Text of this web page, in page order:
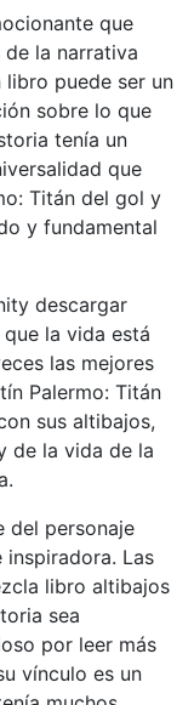
que
la narrativa
libro puede ser un
sobre lo que
tenía un
que
Titán del gol y
y fundamental
descargar
la vida está
las mejores
Palermo: Titán
sus altibajos,
de la vida de la
del personaje
Las
libro altibajos
sea
por leer más
vínculo es un